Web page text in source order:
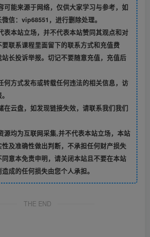
可能来源于网络，仅供大家学习与参考，如
信：vip68551，进行删除处理。
表本站立场，并不代表本站赞同其观点和对
联系课程里面留下的联系方式和充值费
长投诉举报。切记不要随意充值，充值后
何方式发布或转载任何违法的相关信息，访
在云盘，如发现链接失效，请联系我们我们
源均为互联网采集,并不代表本站立场，本站
及准确性做出判断，不承担任何财产损失
意本免责申明，请关闭本站且不要在本站
成的任何损失由您个人承担。
THE END